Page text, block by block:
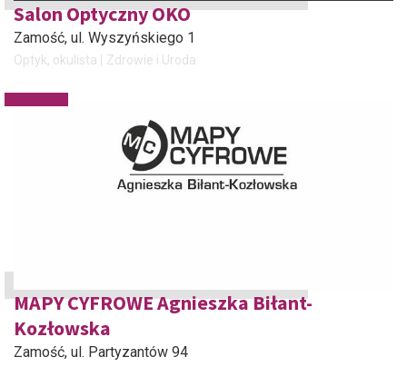
Salon Optyczny OKO
Zamość, ul. Wyszyńskiego 1
Optyk, okulista Zdrowie i Uroda
MAPY CYFROWE Agnieszka Biłant-
Kozłowska
Zamość, ul. Partyzantów 94